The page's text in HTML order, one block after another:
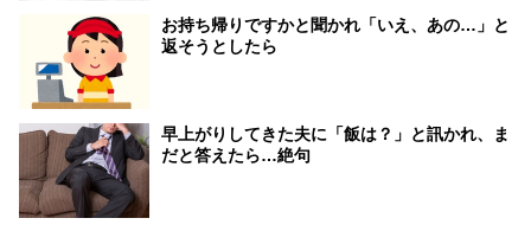
お持ち帰りですかと聞かれ「いえ、あの…」と
返そうとしたら
早上がりしてきた夫に「飯は？」と訊かれ、ま
だと答えたら…絶句